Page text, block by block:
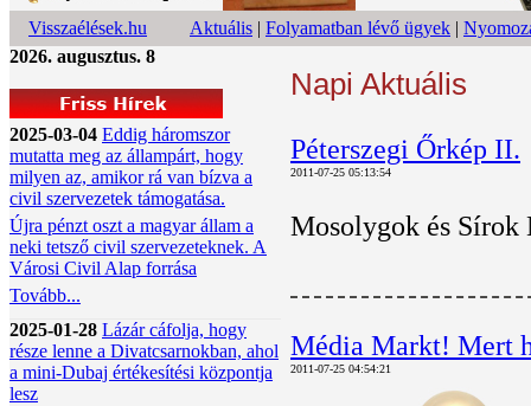
Visszaélések.hu Aktuális | Folyamatban lévő ügyek |
2026. augusztus. 8
2025-03-04 Eddig háromszor
mutatta meg az állampárt, hogy
milyen az, amikor rá van bízva a
civil szervezetek támogatása.
Újra pénzt oszt a magyar állam a
neki tetsző civil szervezeteknek. A
Városi Civil Alap forrása
Tovább...
2025-01-28 Lázár cáfolja, hogy
része lenne a Divatcsarnokban, ahol
a mini-Dubaj értékesítési központja
lesz
Napi Aktuális
Péterszegi Őrkép II.
2011-07-25 05:13:54
Mosolygok és Sírok
Média Markt! Mert
2011-07-25 04:54:21